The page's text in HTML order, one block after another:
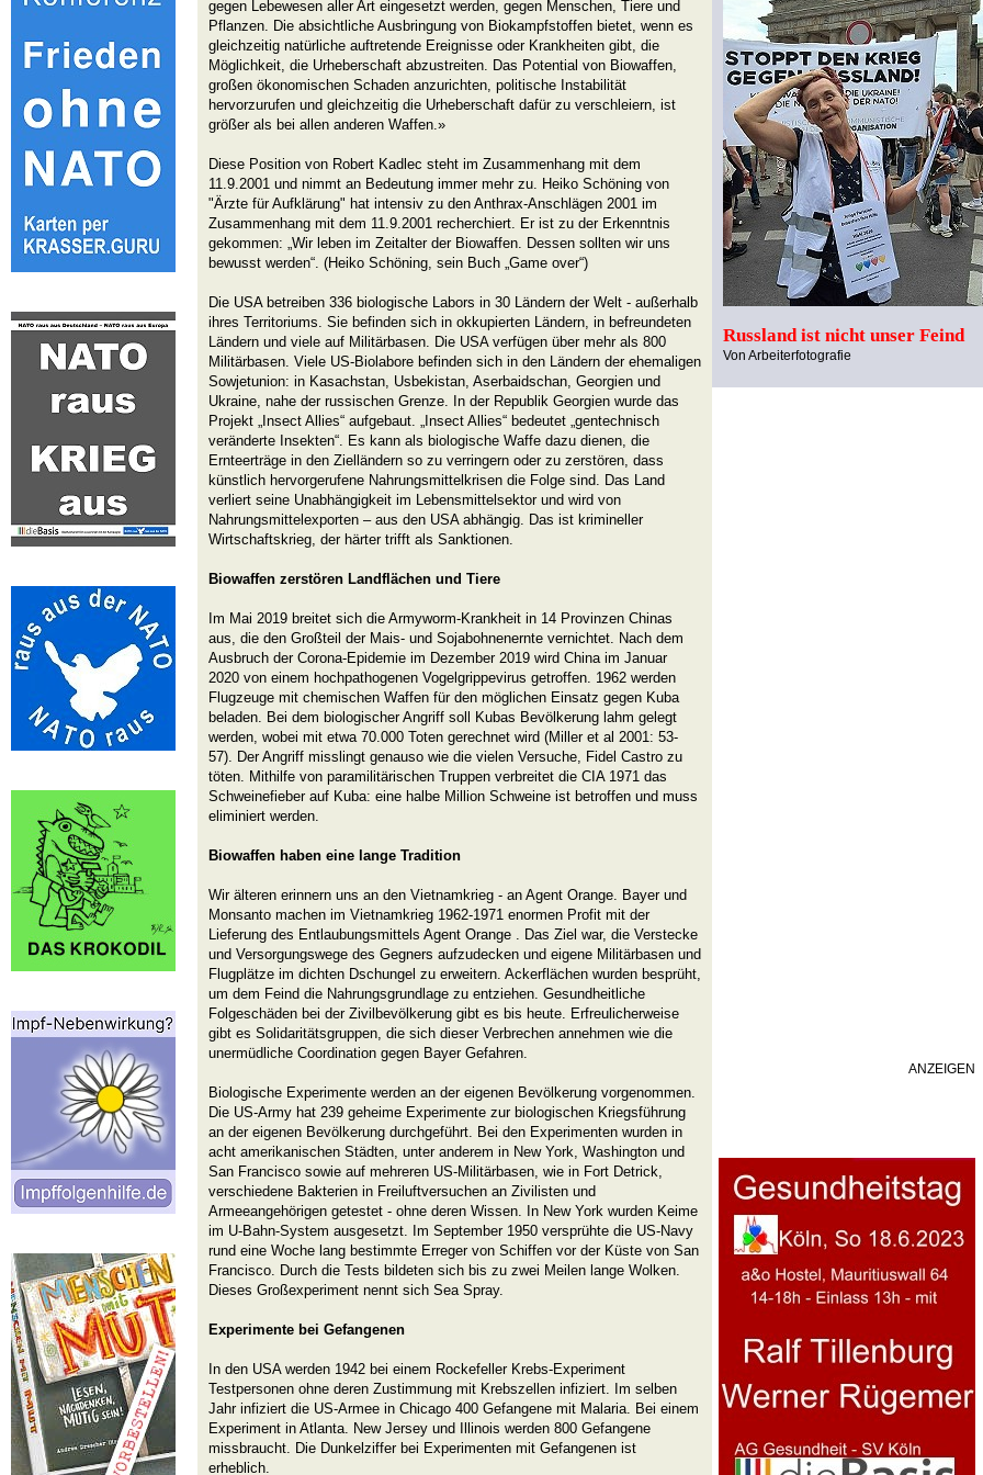
gegen Lebewesen aller Art eingesetzt werden, gegen Menschen, Tiere und
Pflanzen. Die absichtliche Ausbringung von Biokampfstoffen bietet, wenn es
gleichzeitig natürliche auftretende Ereignisse oder Krankheiten gibt, die
Möglichkeit, die Urheberschaft abzustreiten. Das Potential von Biowaffen,
großen ökonomischen Schaden anzurichten, politische Instabilität
hervorzurufen und gleichzeitig die Urheberschaft dafür zu verschleiern, ist
größer als bei allen anderen Waffen.»
Diese Position von Robert Kadlec steht im Zusammenhang mit dem
11.9.2001 und nimmt an Bedeutung immer mehr zu. Heiko Schöning von
"Ärzte für Aufklärung" hat intensiv zu den Anthrax-Anschlägen 2001 im
Zusammenhang mit dem 11.9.2001 recherchiert. Er ist zu der Erkenntnis
gekommen: „Wir leben im Zeitalter der Biowaffen. Dessen sollten wir uns
bewusst werden“. (Heiko Schöning, sein Buch „Game over“)
Die USA betreiben 336 biologische Labors in 30 Ländern der Welt - außerhalb
ihres Territoriums. Sie befinden sich in okkupierten Ländern, in befreundeten
Ländern und viele auf Militärbasen. Die USA verfügen über mehr als 800
Militärbasen. Viele US-Biolabore befinden sich in den Ländern der ehemaligen
Sowjetunion: in Kasachstan, Usbekistan, Aserbaidschan, Georgien und
Ukraine, nahe der russischen Grenze. In der Republik Georgien wurde das
Projekt „Insect Allies“ aufgebaut. „Insect Allies“ bedeutet „gentechnisch
veränderte Insekten“. Es kann als biologische Waffe dazu dienen, die
Ernteerträge in den Zielländern so zu verringern oder zu zerstören, dass
künstlich hervorgerufene Nahrungsmittelkrisen die Folge sind. Das Land
verliert seine Unabhängigkeit im Lebensmittelsektor und wird von
Nahrungsmittelexporten – aus den USA abhängig. Das ist krimineller
Wirtschaftskrieg, der härter trifft als Sanktionen.
Biowaffen zerstören Landflächen und Tiere
Im Mai 2019 breitet sich die Armyworm-Krankheit in 14 Provinzen Chinas
aus, die den Großteil der Mais- und Sojabohnenernte vernichtet. Nach dem
Ausbruch der Corona-Epidemie im Dezember 2019 wird China im Januar
2020 von einem hochpathogenen Vogelgrippevirus getroffen. 1962 werden
Flugzeuge mit chemischen Waffen für den möglichen Einsatz gegen Kuba
beladen. Bei dem biologischer Angriff soll Kubas Bevölkerung lahm gelegt
werden, wobei mit etwa 70.000 Toten gerechnet wird (Miller et al 2001: 53-
57). Der Angriff misslingt genauso wie die vielen Versuche, Fidel Castro zu
töten. Mithilfe von paramilitärischen Truppen verbreitet die CIA 1971 das
Schweinefieber auf Kuba: eine halbe Million Schweine ist betroffen und muss
eliminiert werden.
Biowaffen haben eine lange Tradition
Wir älteren erinnern uns an den Vietnamkrieg - an Agent Orange. Bayer und
Monsanto machen im Vietnamkrieg 1962-1971 enormen Profit mit der
Lieferung des Entlaubungsmittels Agent Orange . Das Ziel war, die Verstecke
und Versorgungswege des Gegners aufzudecken und eigene Militärbasen und
Flugplätze im dichten Dschungel zu erweitern. Ackerflächen wurden besprüht,
um dem Feind die Nahrungsgrundlage zu entziehen. Gesundheitliche
Folgeschäden bei der Zivilbevölkerung gibt es bis heute. Erfreulicherweise
gibt es Solidaritätsgruppen, die sich dieser Verbrechen annehmen wie die
unermüdliche Coordination gegen Bayer Gefahren.
Biologische Experimente werden an der eigenen Bevölkerung vorgenommen.
Die US-Army hat 239 geheime Experimente zur biologischen Kriegsführung
an der eigenen Bevölkerung durchgeführt. Bei den Experimenten wurden in
acht amerikanischen Städten, unter anderem in New York, Washington und
San Francisco sowie auf mehreren US-Militärbasen, wie in Fort Detrick,
verschiedene Bakterien in Freiluftversuchen an Zivilisten und
Armeeangehörigen getestet - ohne deren Wissen. In New York wurden Keime
im U-Bahn-System ausgesetzt. Im September 1950 versprühte die US-Navy
rund eine Woche lang bestimmte Erreger von Schiffen vor der Küste von San
Francisco. Durch die Tests bildeten sich bis zu zwei Meilen lange Wolken.
Dieses Großexperiment nennt sich Sea Spray.
Experimente bei Gefangenen
In den USA werden 1942 bei einem Rockefeller Krebs-Experiment
Testpersonen ohne deren Zustimmung mit Krebszellen infiziert. Im selben
Jahr infiziert die US-Armee in Chicago 400 Gefangene mit Malaria. Bei einem
Experiment in Atlanta. New Jersey und Illinois werden 800 Gefangene
missbraucht. Die Dunkelziffer bei Experimenten mit Gefangenen ist
erheblich.
Russland ist nicht unser Feind
Von Arbeiterfotografie
ANZEIGEN